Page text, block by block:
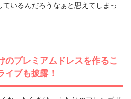
いるんだろうなぁと思えてしまっ
のプレミアムドレスを作るこ
イブも披露！